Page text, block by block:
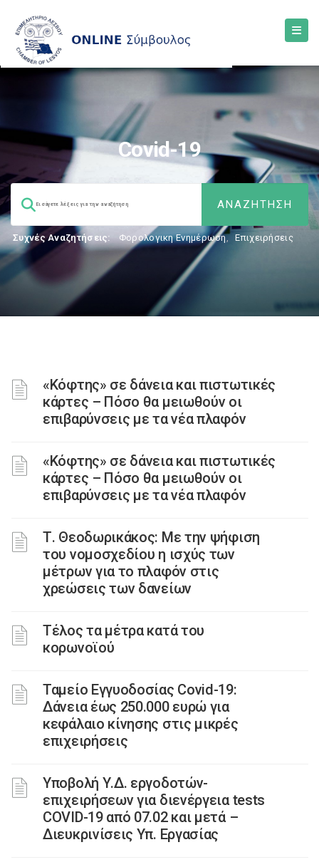
Covid-19
Συχνές Αναζητήσεις: Φορολογικη Ενημέρωση, Επιχειρήσεις
«Κόφτης» σε δάνεια και πιστωτικές
κάρτες – Πόσο θα μειωθούν οι
επιβαρύνσεις με τα νέα πλαφόν
«Κόφτης» σε δάνεια και πιστωτικές
κάρτες – Πόσο θα μειωθούν οι
επιβαρύνσεις με τα νέα πλαφόν
Τ. Θεοδωρικάκος: Με την ψήφιση
του νομοσχεδίου η ισχύς των
μέτρων για το πλαφόν στις
χρεώσεις των δανείων
Τέλος τα μέτρα κατά του
κορωνοϊού
Ταμείο Εγγυοδοσίας Covid-19:
Δάνεια έως 250.000 ευρώ για
κεφάλαιο κίνησης στις μικρές
επιχειρήσεις
Υποβολή Υ.Δ. εργοδοτών-
επιχειρήσεων για διενέργεια tests
COVID-19 από 07.02 και μετά –
Διευκρινίσεις Υπ. Εργασίας